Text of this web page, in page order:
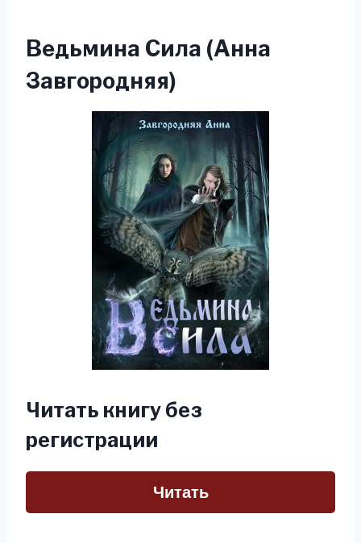
Ведьмина Сила (Анна
Завгородняя)
Читать книгу без
регистрации
Читать